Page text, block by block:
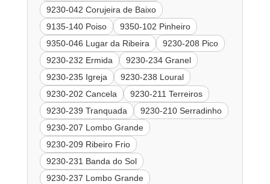
9230-042 Corujeira de Baixo
9135-140 Poiso
9350-102 Pinheiro
9350-046 Lugar da Ribeira
9230-208 Pico
9230-232 Ermida
9230-234 Granel
9230-235 Igreja
9230-238 Loural
9230-202 Cancela
9230-211 Terreiros
9230-239 Tranquada
9230-210 Serradinho
9230-207 Lombo Grande
9230-209 Ribeiro Frio
9230-231 Banda do Sol
9230-237 Lombo Grande